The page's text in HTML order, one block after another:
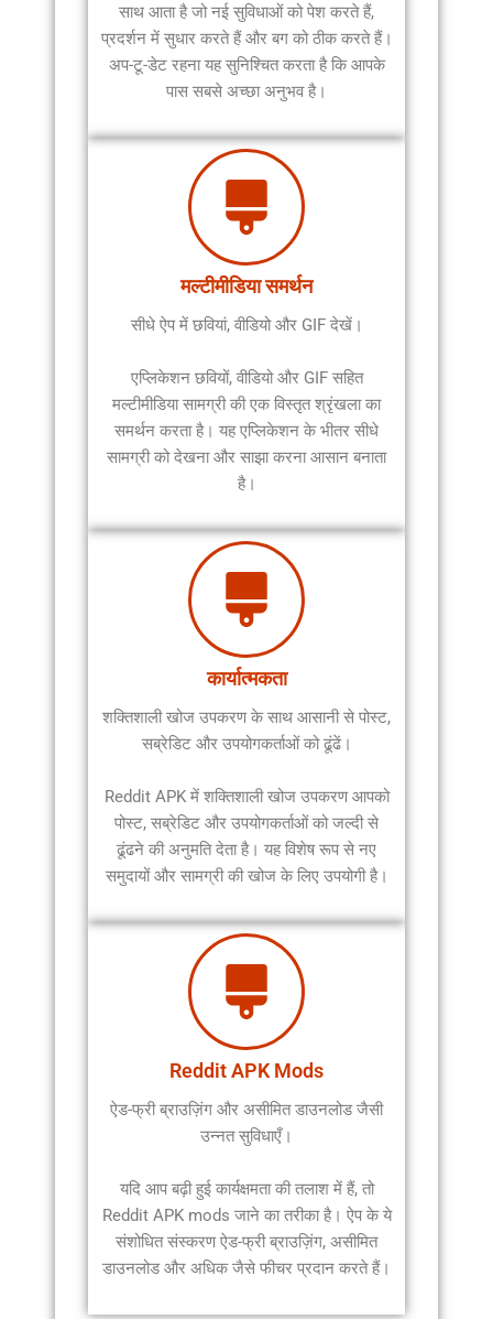
साथ आता है जो नई सुविधाओं को पेश करते हैं,
प्रदर्शन में सुधार करते हैं और बग को ठीक करते हैं।
अप-टू-डेट रहना यह सुनिश्चित करता है कि आपके
पास सबसे अच्छा अनुभव है।
मल्टीमीडिया समर्थन
सीधे ऐप में छवियां, वीडियो और GIF देखें।
एप्लिकेशन छवियों, वीडियो और GIF सहित
मल्टीमीडिया सामग्री की एक विस्तृत श्रृंखला का
समर्थन करता है। यह एप्लिकेशन के भीतर सीधे
सामग्री को देखना और साझा करना आसान बनाता
है।
कार्यात्मकता
शक्तिशाली खोज उपकरण के साथ आसानी से पोस्ट,
सब्रेडिट और उपयोगकर्ताओं को ढूंढें।
Reddit APK में शक्तिशाली खोज उपकरण आपको
पोस्ट, सब्रेडिट और उपयोगकर्ताओं को जल्दी से
ढूंढने की अनुमति देता है। यह विशेष रूप से नए
समुदायों और सामग्री की खोज के लिए उपयोगी है।
Reddit APK Mods
ऐड-फ्री ब्राउज़िंग और असीमित डाउनलोड जैसी
उन्नत सुविधाएँ।
यदि आप बढ़ी हुई कार्यक्षमता की तलाश में हैं, तो
Reddit APK mods जाने का तरीका है। ऐप के ये
संशोधित संस्करण ऐड-फ्री ब्राउज़िंग, असीमित
डाउनलोड और अधिक जैसे फीचर प्रदान करते हैं।